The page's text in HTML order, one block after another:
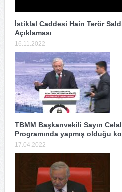
İstiklal Caddesi Hain Terör
Açıklaması
16.11.2022
TBMM Başkanvekili Sayın
Programında yapmış olduğu
17.04.2022